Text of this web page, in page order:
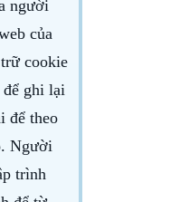
người
của
cookie
để ghi lại
để theo
Người
trình